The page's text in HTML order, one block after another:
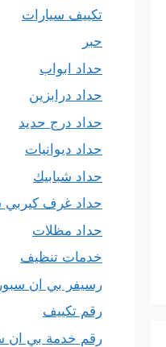
تكييف سيارات
حبر
حداد ابواب
حداد درابزين
حداد درج حديد
حداد ديوانيات
حداد شبابيك
حداد غرف كيربي
حداد مظلات
خدمات تنظيف
رسيفر بي ان
رقم تكييف
رقم خدمة بي ان